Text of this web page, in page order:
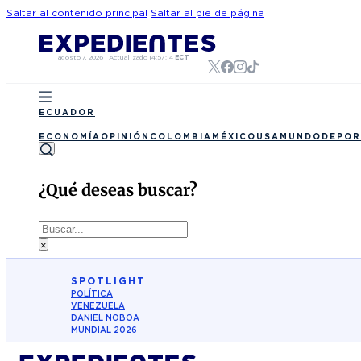
Saltar al contenido principal Saltar al pie de página
agosto 7, 2026 | Actualizado 14:57:14 ECT
ECUADOR
ECONOMÍA OPINIÓN COLOMBIA MÉXICO USA MUNDO
¿Qué deseas buscar?
Buscar
×
SPOTLIGHT
POLÍTICA
VENEZUELA
DANIEL NOBOA
MUNDIAL 2026